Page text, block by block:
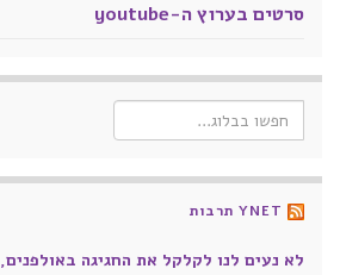
סרטים בערוץ ה-youtube
Search for:
YNET תרבות
לא נעים לנו לקלקל את החגיגה